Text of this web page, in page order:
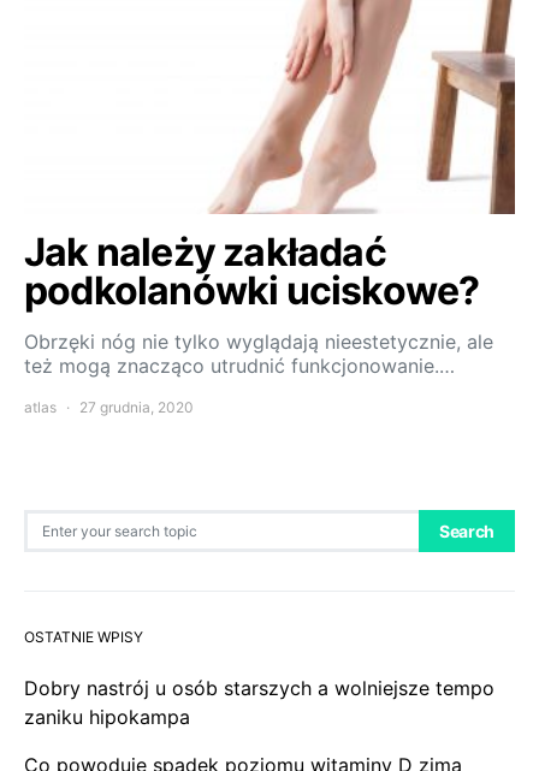
Jak należy zakładać
podkolanówki uciskowe?
Obrzęki nóg nie tylko wyglądają nieestetycznie, ale
też mogą znacząco utrudnić funkcjonowanie.…
atlas 27 grudnia, 2020
Search
OSTATNIE WPISY
Dobry nastrój u osób starszych a wolniejsze tempo
zaniku hipokampa
Co powoduje spadek poziomu witaminy D zimą